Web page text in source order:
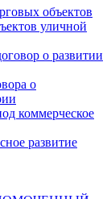
объектов
уличной
о развитии
о
коммерческое
развитие